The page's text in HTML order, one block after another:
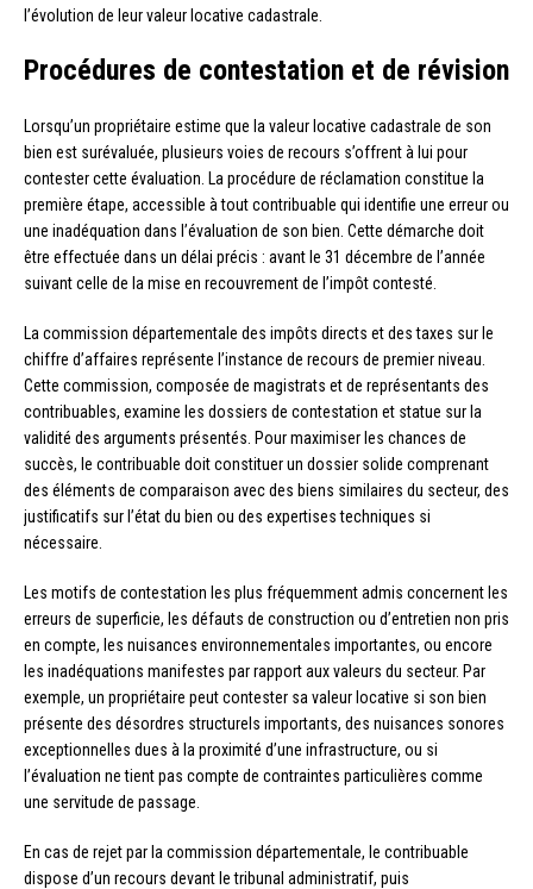
l’évolution de leur valeur locative cadastrale.
Procédures de contestation et de révision
Lorsqu’un propriétaire estime que la valeur locative cadastrale de son
bien est surévaluée, plusieurs voies de recours s’offrent à lui pour
contester cette évaluation. La procédure de réclamation constitue la
première étape, accessible à tout contribuable qui identifie une erreur ou
une inadéquation dans l’évaluation de son bien. Cette démarche doit
être effectuée dans un délai précis : avant le 31 décembre de l’année
suivant celle de la mise en recouvrement de l’impôt contesté.
La commission départementale des impôts directs et des taxes sur le
chiffre d’affaires représente l’instance de recours de premier niveau.
Cette commission, composée de magistrats et de représentants des
contribuables, examine les dossiers de contestation et statue sur la
validité des arguments présentés. Pour maximiser les chances de
succès, le contribuable doit constituer un dossier solide comprenant
des éléments de comparaison avec des biens similaires du secteur, des
justificatifs sur l’état du bien ou des expertises techniques si
nécessaire.
Les motifs de contestation les plus fréquemment admis concernent les
erreurs de superficie, les défauts de construction ou d’entretien non pris
en compte, les nuisances environnementales importantes, ou encore
les inadéquations manifestes par rapport aux valeurs du secteur. Par
exemple, un propriétaire peut contester sa valeur locative si son bien
présente des désordres structurels importants, des nuisances sonores
exceptionnelles dues à la proximité d’une infrastructure, ou si
l’évaluation ne tient pas compte de contraintes particulières comme
une servitude de passage.
En cas de rejet par la commission départementale, le contribuable
dispose d’un recours devant le tribunal administratif, puis